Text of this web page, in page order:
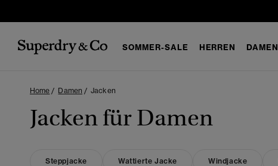
SOMMER-SALE HERREN DAMEN
Home Damen Jacken
Jacken für Damen
Steppjacke Wattierte Jacke Windjacke